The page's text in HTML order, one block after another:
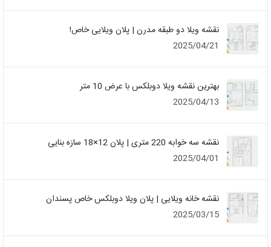
نقشه ویلا دو طبقه مدرن | پلان ویلایی خاص!
2025/04/21
بهترین نقشه ویلا دوبلکس با عرض 10 متر
2025/04/13
نقشه سه خوابه 220 متری | پلان 12×18 سازه بنایی
2025/04/01
نقشه خانه ویلایی | پلان ویلا دوبلکس خاص پسندان
2025/03/15